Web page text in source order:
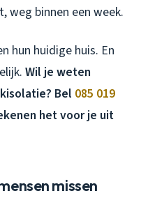
weg binnen een week.
hun huidige huis. En
Wil je weten
Bel 085 019
het voor je uit
missen